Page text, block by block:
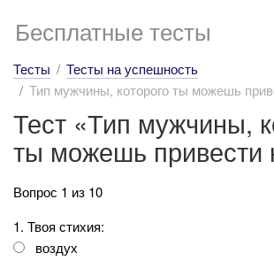
Бесплатные тесты
Тесты
Тесты на успешность
Тип мужчины, которого ты можешь
Тест «Тип мужчины,
ты можешь привести
Вопрос 1 из 10
1. Твоя стихия:
воздух